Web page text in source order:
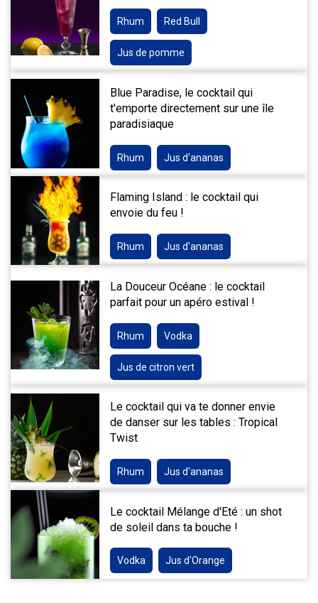
Rhum Red Bull
Jus de pomme
Blue Paradise, le cocktail qui
t'emporte directement sur une île
paradisiaque
Rhum Jus d'ananas
Flaming Island : le cocktail qui
envoie du feu !
Rhum Jus d'ananas
La Douceur Océane : le cocktail
parfait pour un apéro estival !
Rhum Vodka
Jus de citron vert
Le cocktail qui va te donner envie
de danser sur les tables : Tropical
Twist
Rhum Jus d'ananas
Le cocktail Mélange d'Eté : un shot
de soleil dans ta bouche !
Vodka Jus d'Orange